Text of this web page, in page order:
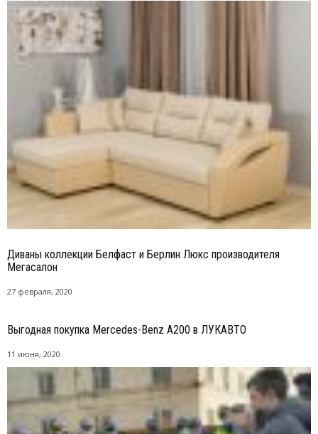
Диваны коллекции Белфаст и Берлин Люкс производителя
Мегасалон
27 февраля, 2020
Выгодная покупка Mercedes-Benz A200 в ЛУКАВТО
11 июня, 2020